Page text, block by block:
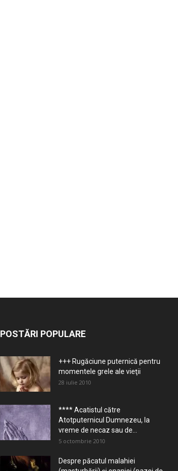
POSTĂRI POPULARE
+++ Rugăciune puternică pentru
momentele grele ale vieţii
28 iulie 2010
**** Acatistul către
Atotputernicul Dumnezeu, la
vreme de necaz sau de...
5 octombrie 2010
Despre păcatul malahiei